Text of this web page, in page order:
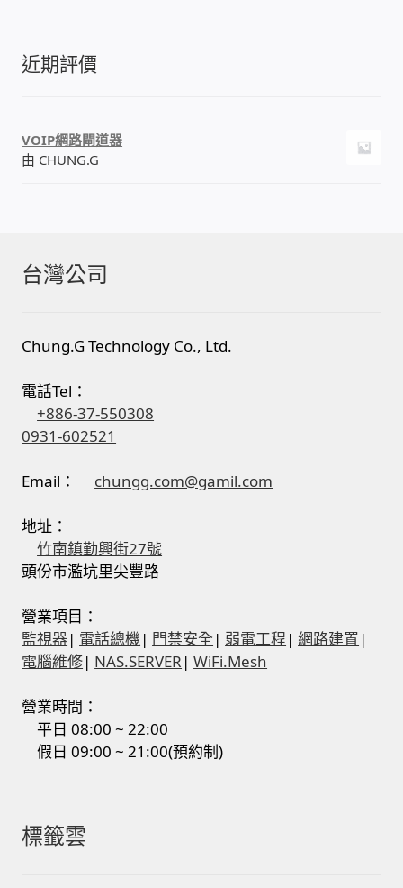
近期評價
VOIP網路閘道器
由 CHUNG.G
台灣公司
Chung.G Technology Co., Ltd.
電話Tel：
+886-37-550308
0931-602521
Email： chungg.com@gamil.com
地址：
竹南鎮勤興街27號
頭份市濫坑里尖豐路
營業項目：
監視器| 電話總機| 門禁安全 | 弱電工程 |網路建置 |
電腦維修| NAS.SERVER |WiFi.Mesh
營業時間：
平日 08:00 ~ 22:00
假日 09:00 ~ 21:00(預約制)
標籤雲